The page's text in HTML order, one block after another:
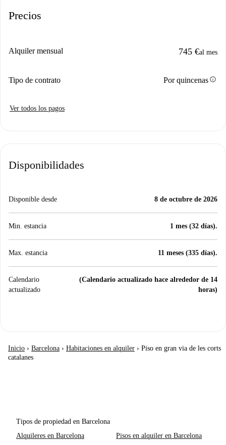
Precios
Alquiler mensual 745 €al mes
Tipo de contrato Por quincenasinfo
Ver todos los pagos
Disponibilidades
Disponible desde 8 de octubre de 2026
Min. estancia 1 mes (32 días).
Max. estancia 11 meses (335 días).
Calendario
actualizado
(Calendario actualizado hace alrededor de 14
horas)
Inicio › Barcelona › Habitaciones en alquiler › Piso en gran via de les corts
catalanes
Tipos de propiedad en Barcelona
Alquileres en Barcelona
Pisos en alquiler en Barcelona